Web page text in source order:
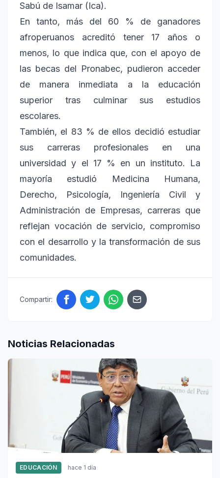
Sabú de Isamar (Ica).
En tanto, más del 60 % de ganadores
afroperuanos acreditó tener 17 años o
menos, lo que indica que, con el apoyo de
las becas del Pronabec, pudieron acceder
de manera inmediata a la educación
superior tras culminar sus estudios
escolares.
También, el 83 % de ellos decidió estudiar
sus carreras profesionales en una
universidad y el 17 % en un instituto. La
mayoría estudió Medicina Humana,
Derecho, Psicología, Ingeniería Civil y
Administración de Empresas, carreras que
reflejan vocación de servicio, compromiso
con el desarrollo y la transformación de sus
comunidades.
Compartir:
Noticias Relacionadas
EDUCACIÓN hace 1 día